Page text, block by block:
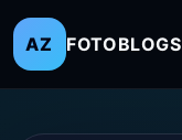
AZ FOTOBLOGS